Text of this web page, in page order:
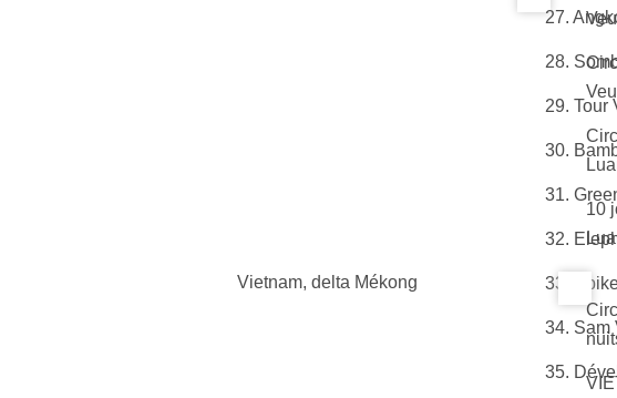
27.
28.
29. Tour
30.
31.
32.
33.
34. Sam
35.
10
Vietnam, delta Mékong